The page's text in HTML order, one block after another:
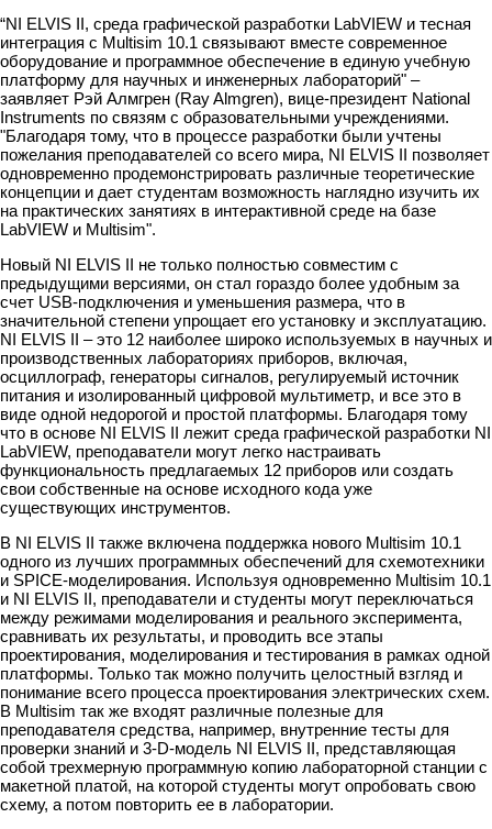
“NI ELVIS II, среда графической разработки LabVIEW и тесная
интеграция с Multisim 10.1 связывают вместе современное
оборудование и программное обеспечение в единую учебную
платформу для научных и инженерных лабораторий" –
заявляет Рэй Алмгрен (Ray Almgren), вице-президент National
Instruments по связям с образовательными учреждениями.
"Благодаря тому, что в процессе разработки были учтены
пожелания преподавателей со всего мира, NI ELVIS II позволяет
одновременно продемонстрировать различные теоретические
концепции и дает студентам возможность наглядно изучить их
на практических занятиях в интерактивной среде на базе
LabVIEW и Multisim".
Новый NI ELVIS II не только полностью совместим с
предыдущими версиями, он стал гораздо более удобным за
счет USB-подключения и уменьшения размера, что в
значительной степени упрощает его установку и эксплуатацию.
NI ELVIS II – это 12 наиболее широко используемых в научных и
производственных лабораториях приборов, включая,
осциллограф, генераторы сигналов, регулируемый источник
питания и изолированный цифровой мультиметр, и все это в
виде одной недорогой и простой платформы. Благодаря тому
что в основе NI ELVIS II лежит среда графической разработки NI
LabVIEW, преподаватели могут легко настраивать
функциональность предлагаемых 12 приборов или создать
свои собственные на основе исходного кода уже
существующих инструментов.
В NI ELVIS II также включена поддержка нового Multisim 10.1
одного из лучших программных обеспечений для схемотехники
и SPICE-моделирования. Используя одновременно Multisim 10.1
и NI ELVIS II, преподаватели и студенты могут переключаться
между режимами моделирования и реального эксперимента,
сравнивать их результаты, и проводить все этапы
проектирования, моделирования и тестирования в рамках одной
платформы. Только так можно получить целостный взгляд и
понимание всего процесса проектирования электрических схем.
В Multisim так же входят различные полезные для
преподавателя средства, например, внутренние тесты для
проверки знаний и 3-D-модель NI ELVIS II, представляющая
собой трехмерную программную копию лабораторной станции с
макетной платой, на которой студенты могут опробовать свою
схему, а потом повторить ее в лаборатории.